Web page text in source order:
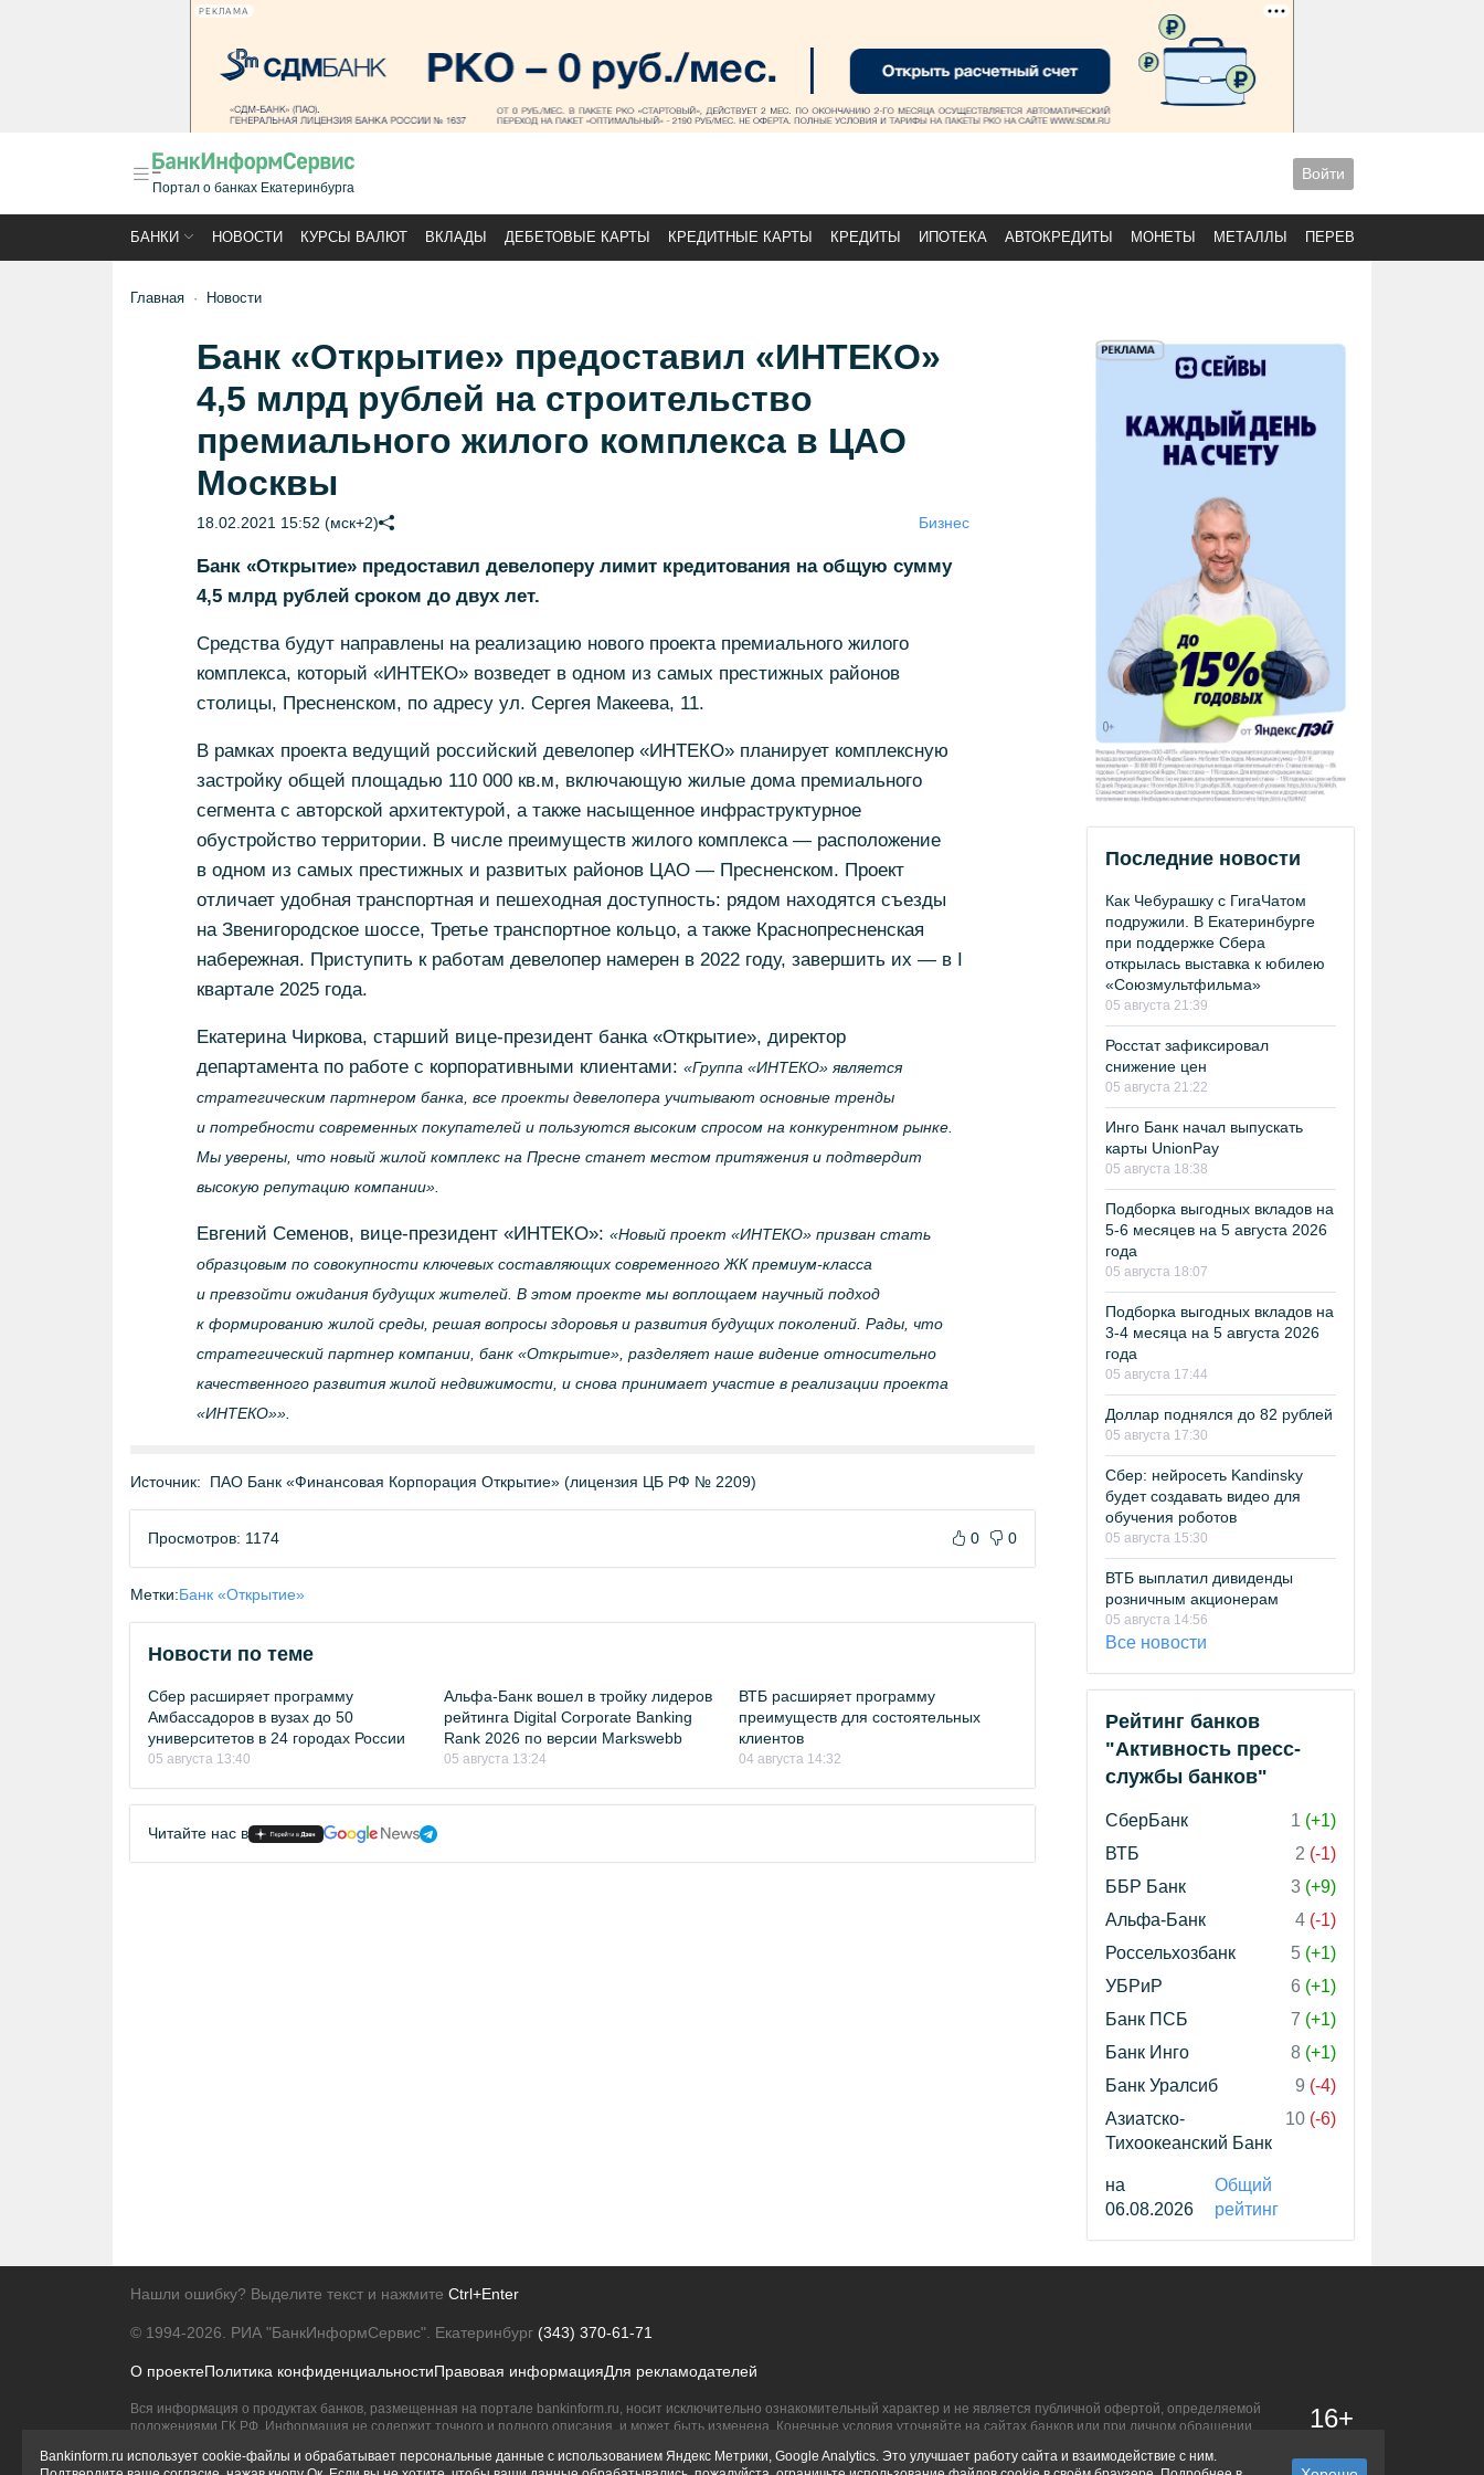
РЕКЛАМА
Портал о банках Екатеринбурга
Войти
БАНКИ НОВОСТИ КУРСЫ ВАЛЮТ ВКЛАДЫ ДЕБЕТОВЫЕ КАРТЫ КРЕДИТНЫЕ КАРТЫ КРЕДИТЫ ИПОТЕКА АВТОКРЕДИТЫ МОНЕТЫ МЕТАЛЛЫ ПЕРЕВОДЫ
Главная Новости
Банк «Открытие» предоставил «ИНТЕКО»
4,5 млрд рублей на строительство
премиального жилого комплекса в ЦАО
Москвы
18.02.2021 15:52 (мск+2) Бизнес
Банк «Открытие» предоставил девелоперу лимит кредитования на общую сумму
4,5 млрд рублей сроком до двух лет.
Средства будут направлены на реализацию нового проекта премиального жилого
комплекса, который «ИНТЕКО» возведет в одном из самых престижных районов
столицы, Пресненском, по адресу ул. Сергея Макеева, 11.
В рамках проекта ведущий российский девелопер «ИНТЕКО» планирует комплексную
застройку общей площадью 110 000 кв.м, включающую жилые дома премиального
сегмента с авторской архитектурой, а также насыщенное инфраструктурное
обустройство территории. В числе преимуществ жилого комплекса — расположение
в одном из самых престижных и развитых районов ЦАО — Пресненском. Проект
отличает удобная транспортная и пешеходная доступность: рядом находятся съезды
на Звенигородское шоссе, Третье транспортное кольцо, а также Краснопресненская
набережная. Приступить к работам девелопер намерен в 2022 году, завершить их — в I
квартале 2025 года.
Екатерина Чиркова, старший вице-президент банка «Открытие», директор
департамента по работе с корпоративными клиентами: «Группа «ИНТЕКО» является
стратегическим партнером банка, все проекты девелопера учитывают основные тренды
и потребности современных покупателей и пользуются высоким спросом на конкурентном рынке.
Мы уверены, что новый жилой комплекс на Пресне станет местом притяжения и подтвердит
высокую репутацию компании».
Евгений Семенов, вице-президент «ИНТЕКО»: «Новый проект «ИНТЕКО» призван стать
образцовым по совокупности ключевых составляющих современного ЖК премиум-класса
и превзойти ожидания будущих жителей. В этом проекте мы воплощаем научный подход
к формированию жилой среды, решая вопросы здоровья и развития будущих поколений. Рады, что
стратегический партнер компании, банк «Открытие», разделяет наше видение относительно
качественного развития жилой недвижимости, и снова принимает участие в реализации проекта
«ИНТЕКО»».
Источник: ПАО Банк «Финансовая Корпорация Открытие» (лицензия ЦБ РФ № 2209)
Просмотров: 1174 0 0
Метки:Банк «Открытие»
Новости по теме
Сбер расширяет программу
Амбассадоров в вузах до 50
университетов в 24 городах России
05 августа 13:40
Альфа-Банк вошел в тройку лидеров
рейтинга Digital Corporate Banking
Rank 2026 по версии Markswebb
05 августа 13:24
ВТБ расширяет программу
преимуществ для состоятельных
клиентов
04 августа 14:32
Читайте нас в
Последние новости
Как Чебурашку с ГигаЧатом
подружили. В Екатеринбурге
при поддержке Сбера
открылась выставка к юбилею
«Союзмультфильма»
05 августа 21:39
Росстат зафиксировал
снижение цен
05 августа 21:22
Инго Банк начал выпускать
карты UnionPay
05 августа 18:38
Подборка выгодных вкладов на
5-6 месяцев на 5 августа 2026
года
05 августа 18:07
Подборка выгодных вкладов на
3-4 месяца на 5 августа 2026
года
05 августа 17:44
Доллар поднялся до 82 рублей
05 августа 17:30
Сбер: нейросеть Kandinsky
будет создавать видео для
обучения роботов
05 августа 15:30
ВТБ выплатил дивиденды
розничным акционерам
05 августа 14:56
Все новости
Рейтинг банков
"Активность пресс-
службы банков"
СберБанк 1 (+1)
ВТБ
2 (-1)
ББР Банк
3 (+9)
Альфа-Банк
4 (-1)
Россельхозбанк
5 (+1)
УБРиР
6 (+1)
Банк ПСБ
7 (+1)
Банк Инго
8 (+1)
Банк Уралсиб
9 (-4)
Азиатско-
Тихоокеанский Банк
10 (-6)
на
06.08.2026
Общий
рейтинг
Нашли ошибку? Выделите текст и нажмите Ctrl+Enter
© 1994-2026. РИА "БанкИнформСервис". Екатеринбург (343) 370-61-71
О проектеПолитика конфиденциальностиПравовая информацияДля рекламодателей
Вся информация о продуктах банков, размещенная на портале bankinform.ru, носит исключительно ознакомительный характер и не является публичной офертой, определяемой
положениями ГК РФ. Информация не содержит точного и полного описания, и может быть изменена. Конечные условия уточняйте на сайтах банков или при личном обращении.
16+
Bankinform.ru использует cookie-файлы и обрабатывает персональные данные с использованием Яндекс Метрики, Google Analytics. Это улучшает работу сайта и взаимодействие с ним.